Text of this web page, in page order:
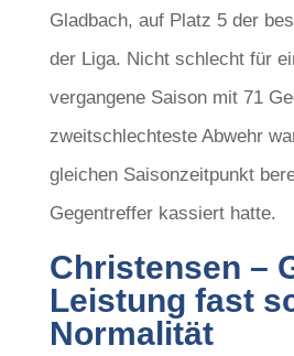
Gladbach, auf Platz 5 der
der Liga. Nicht schlecht für
vergangene Saison mit 71
zweitschlechteste Abwehr
gleichen Saisonzeitpunkt
Gegentreffer kassiert hatte.
Christensen –
Leistung fast
Normalität